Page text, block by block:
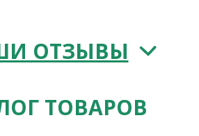
ОТЗЫВЫ
ТОВАРОВ